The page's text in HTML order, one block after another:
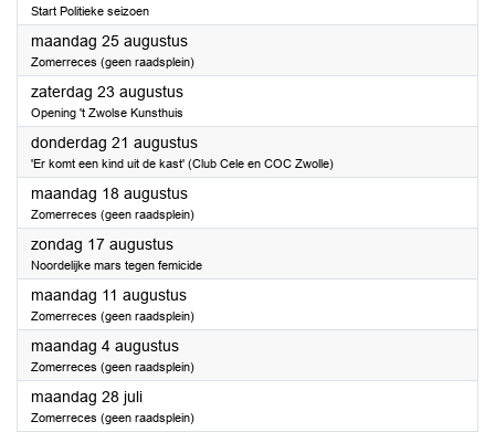
Start Politieke seizoen
maandag 25 augustus2025
Zomerreces (geen raadsplein)
zaterdag 23 augustus2025
Opening 't Zwolse Kunsthuis
donderdag 21 augustus2025
'Er komt een kind uit de kast' (Club Cele en COC Zwolle)
maandag 18 augustus2025
Zomerreces (geen raadsplein)
zondag 17 augustus2025
Noordelijke mars tegen femicide
maandag 11 augustus2025
Zomerreces (geen raadsplein)
maandag 4 augustus2025
Zomerreces (geen raadsplein)
maandag 28 juli2025
Zomerreces (geen raadsplein)